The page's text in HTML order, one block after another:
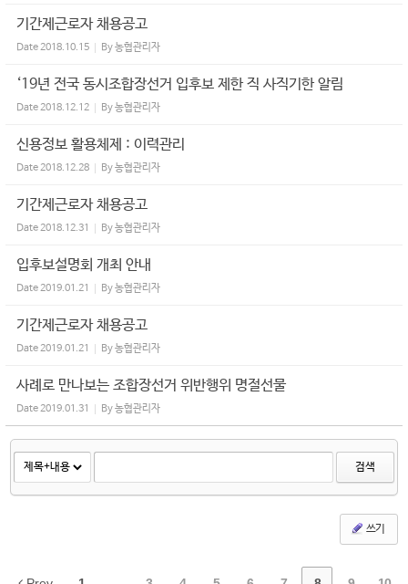
기간제근로자 채용공고
Date2018.10.15 By농협관리자
‘19년 전국 동시조합장선거 입후보 제한 직 사직기한 알림
Date2018.12.12 By농협관리자
신용정보 활용체제 : 이력관리
Date2018.12.28 By농협관리자
기간제근로자 채용공고
Date2018.12.31 By농협관리자
입후보설명회 개최 안내
Date2019.01.21 By농협관리자
기간제근로자 채용공고
Date2019.01.21 By농협관리자
사례로 만나보는 조합장선거 위반행위 명절선물
Date2019.01.31 By농협관리자
검색
쓰기